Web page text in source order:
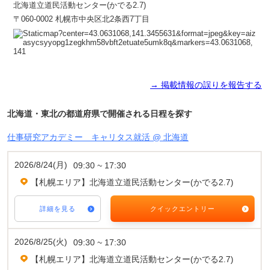
北海道立道民活動センター(かでる2.7)
〒060-0002 札幌市中央区北2条西7丁目
→ 掲載情報の誤りを報告する
北海道・東北の都道府県で開催される日程を探す
仕事研究アカデミー キャリタス就活 @ 北海道
2026/8/24(月)
09:30 ~ 17:30
【札幌エリア】北海道立道民活動センター(かでる2.7)
詳細を見る クイックエントリー
2026/8/25(火)
09:30 ~ 17:30
【札幌エリア】北海道立道民活動センター(かでる2.7)